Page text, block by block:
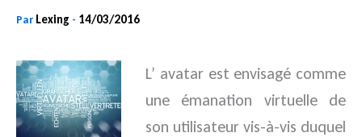
Par Lexing - 14/03/2016
L’ avatar est envisagé comme
une émanation virtuelle de
son utilisateur vis-à-vis duquel